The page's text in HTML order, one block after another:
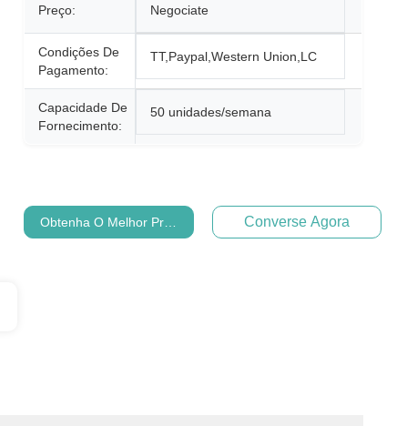
Preço: Negociate
Condições De
Pagamento:
TT,Paypal,Western Union,LC
Capacidade De
Fornecimento:
50 unidades/semana
Obtenha O Melhor Preço Converse Agora